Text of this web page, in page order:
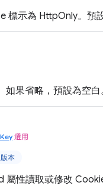
標示為 HttpOnly。預
果省略，預設為空白
選用
本
屬性讀取或修改